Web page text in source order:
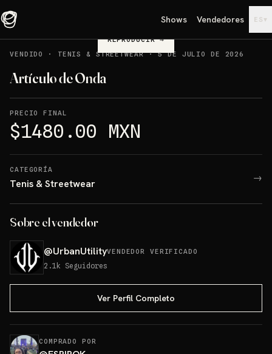
Shows Vendedores ES ▾
REPRODUCIR→
VENDIDO
· TENIS & STREETWEAR·5 DE JULIO DE 2026
Artículo de Onda
PRECIO FINAL
$1480.00 MXN
CATEGORÍA
Tenis & Streetwear →
Sobre el vendedor
@UrbanUtilityVENDEDOR VERIFICADO
2.1k Seguidores
Ver Perfil Completo
COMPRADO POR